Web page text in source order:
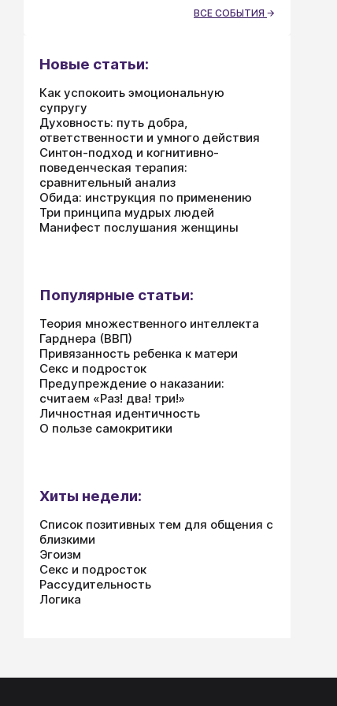
ВСЕ СОБЫТИЯ
Новые статьи:
Как успокоить эмоциональную
супругу
Духовность: путь добра,
ответственности и умного действия
Синтон-подход и когнитивно-
поведенческая терапия:
сравнительный анализ
Обида: инструкция по применению
Три принципа мудрых людей
Манифест послушания женщины
Популярные статьи:
Теория множественного интеллекта
Гарднера (ВВП)
Привязанность ребенка к матери
Секс и подросток
Предупреждение о наказании:
считаем «Раз! два! три!»
Личностная идентичность
О пользе самокритики
Хиты недели:
Список позитивных тем для общения с
близкими
Эгоизм
Секс и подросток
Рассудительность
Логика